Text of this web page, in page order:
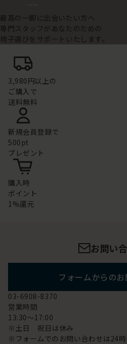
最高の一脚に出会いたい方へ
専門スタッフがあなたのための
椅子選びをサポートいたします。
3,980円以上の
ご購入で
送料無料
新規会員登録で
500pt
プレゼント
購入時
ポイント
1%還元
お問い
フォームからの
03-6908-8370
営業時間
13:30～17:00
※土日 祝日は休み
※フォームでのお問い合わせは24時